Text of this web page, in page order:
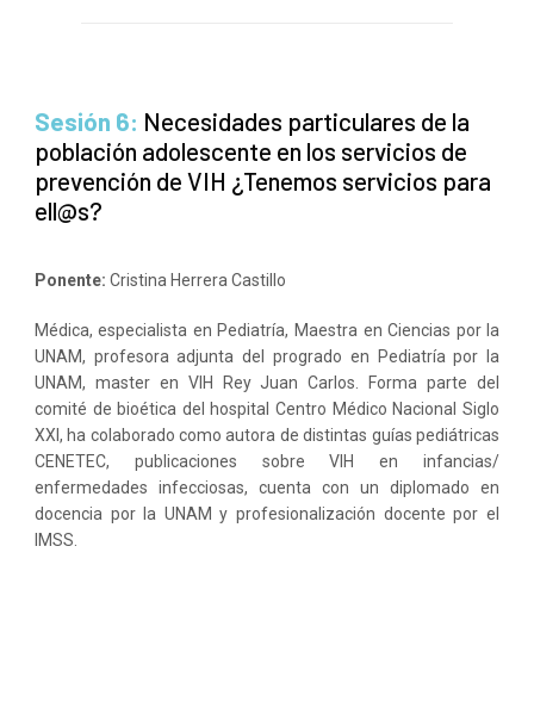
Sesión 6: Necesidades particulares de la
población adolescente en los servicios de
prevención de VIH ¿Tenemos servicios para
ell@s?
Ponente: Cristina Herrera Castillo
Médica, especialista en Pediatría, Maestra en Ciencias por la
UNAM, profesora adjunta del progrado en Pediatría por la
UNAM, master en VIH Rey Juan Carlos. Forma parte del
comité de bioética del hospital Centro Médico Nacional Siglo
XXI, ha colaborado como autora de distintas guías pediátricas
CENETEC, publicaciones sobre VIH en infancias/
enfermedades infecciosas, cuenta con un diplomado en
docencia por la UNAM y profesionalización docente por el
IMSS.